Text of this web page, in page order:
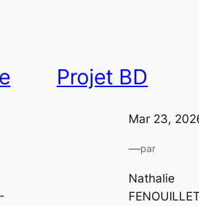
Projet BD
Mar 23,
—par
Nathalie